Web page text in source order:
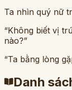
Ta nhìn quý nữ
“Không biết vị
nào?”
“Ta bằng lòng
Danh